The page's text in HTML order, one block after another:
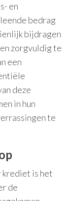
en
bedrag
bijdragen
zorgvuldig te
een
deze
in hun
te
krediet is het
de